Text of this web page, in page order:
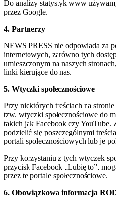
Do analizy statystyk www
przez Google.
4. Partnerzy
NEWS PRESS nie odpowiada za
internetowych, zarówno tych
umieszczonym na naszych
linki kierujące do nas.
5. Wtyczki społecznościowe
Przy niektórych treściach na
tzw. wtyczki społecznościowe do
takich jak Facebook czy YouTube.
podzielić się poszczególnymi
portali społecznościowych lub je
Przy korzystaniu z tych wtyczek
przycisk Facebook „Lubię to”,
przez te portale społecznościowe.
6. Obowiązkowa informacja